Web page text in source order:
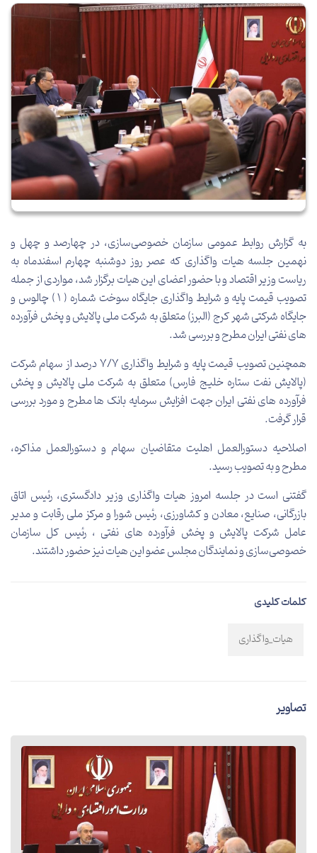
به گزارش روابط عمومی سازمان خصوصی‌سازی، در چهارصد و چهل و
نهمین جلسه هیات واگذاری که عصر روز دوشنبه چهارم اسفندماه به
ریاست وزیر اقتصاد و با حضور اعضای این هیات برگزار شد، مواردی از جمله
تصویب قیمت پایه و شرایط واگذاری جایگاه سوخت شماره ( ۱ ) چالوس و
جایگاه شرکتی شهر کرج (البرز) متعلق به شرکت ملی پالایش و پخش فرآورده
های نفتی ایران مطرح و بررسی شد.
همچنین تصویب قیمت پایه و شرایط واگذاری ۷/۷ درصد از سهام شرکت
(پالایش نفت ستاره خلیج فارس) متعلق به شرکت ملی پالایش و پخش
فرآورده های نفتی ایران جهت افزایش سرمایه بانک ها مطرح و مورد بررسی
قرار گرفت.
اصلاحیه دستورالعمل اهلیت متقاضیان سهام و دستورالعمل مذاکره،
مطرح و به تصویب رسید.
گفتنی است در جلسه امروز هیات واگذاری وزیر دادگستری، رئیس اتاق
بازرگانی، صنایع، معادن و کشاورزی، رئیس شورا و مرکز ملی رقابت و مدیر
عامل شرکت پالایش و پخش فرآورده های نفتی ، رئیس کل سازمان
خصوصی‌سازی و نمایندگان مجلس عضو این هیات نیز حضور داشتند.
کلمات کلیدی
هیات_واگذاری
تصاویر